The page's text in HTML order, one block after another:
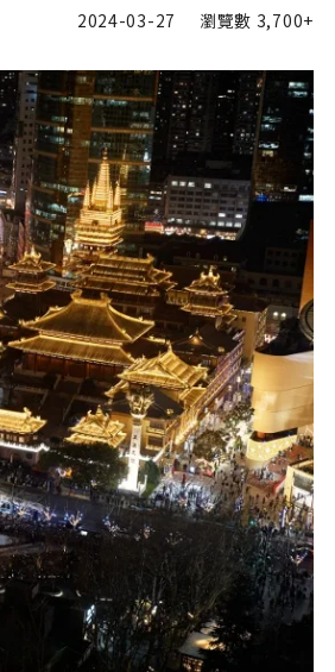
2024-03-27 瀏覽數 3,700+